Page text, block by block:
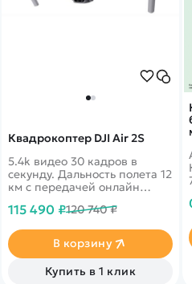
Квадрокоптер DJI Air 2S
5.4k видео 30 кадров в
секунду. Дальность полета 12
км с передачей онлайн
облета препятствий по всем
115 490 ₽120 740 ₽
В корзину
Купить в 1 клик